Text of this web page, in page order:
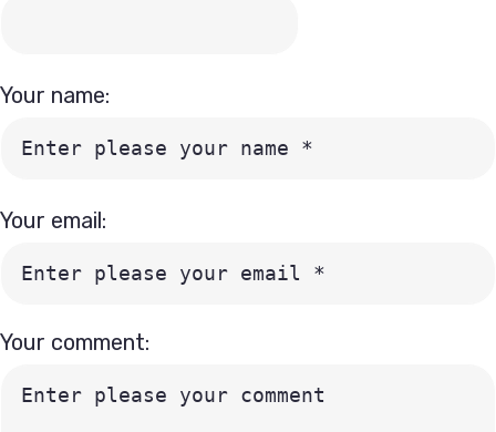
Your comment:
Your name:
Your email: